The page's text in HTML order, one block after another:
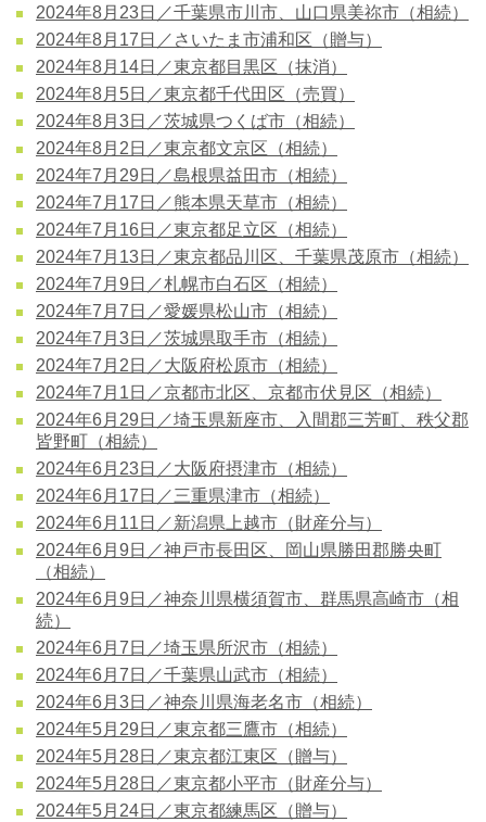
2024年8月23日／千葉県市川市、山口県美祢市（相続）
2024年8月17日／さいたま市浦和区（贈与）
2024年8月14日／東京都目黒区（抹消）
2024年8月5日／東京都千代田区（売買）
2024年8月3日／茨城県つくば市（相続）
2024年8月2日／東京都文京区（相続）
2024年7月29日／島根県益田市（相続）
2024年7月17日／熊本県天草市（相続）
2024年7月16日／東京都足立区（相続）
2024年7月13日／東京都品川区、千葉県茂原市（相続）
2024年7月9日／札幌市白石区（相続）
2024年7月7日／愛媛県松山市（相続）
2024年7月3日／茨城県取手市（相続）
2024年7月2日／大阪府松原市（相続）
2024年7月1日／京都市北区、京都市伏見区（相続）
2024年6月29日／埼玉県新座市、入間郡三芳町、秩父郡
皆野町（相続）
2024年6月23日／大阪府摂津市（相続）
2024年6月17日／三重県津市（相続）
2024年6月11日／新潟県上越市（財産分与）
2024年6月9日／神戸市長田区、岡山県勝田郡勝央町
（相続）
2024年6月9日／神奈川県横須賀市、群馬県高崎市（相
続）
2024年6月7日／埼玉県所沢市（相続）
2024年6月7日／千葉県山武市（相続）
2024年6月3日／神奈川県海老名市（相続）
2024年5月29日／東京都三鷹市（相続）
2024年5月28日／東京都江東区（贈与）
2024年5月28日／東京都小平市（財産分与）
2024年5月24日／東京都練馬区（贈与）